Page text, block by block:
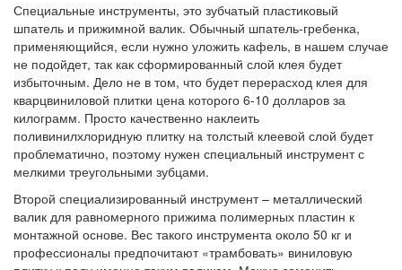
Специальные инструменты, это зубчатый пластиковый
шпатель и прижимной валик. Обычный шпатель-гребенка,
применяющийся, если нужно уложить кафель, в нашем случае
не подойдет, так как сформированный слой клея будет
избыточным. Дело не в том, что будет перерасход клея для
кварцвиниловой плитки цена которого 6-10 долларов за
килограмм. Просто качественно наклеить
поливинилхлоридную плитку на толстый клеевой слой будет
проблематично, поэтому нужен специальный инструмент с
мелкими треугольными зубцами.
Второй специализированный инструмент – металлический
валик для равномерного прижима полимерных пластин к
монтажной основе. Вес такого инструмента около 50 кг и
профессионалы предпочитают «трамбовать» виниловую